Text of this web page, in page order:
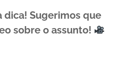
dica! Sugerimos que
sobre o assunto!